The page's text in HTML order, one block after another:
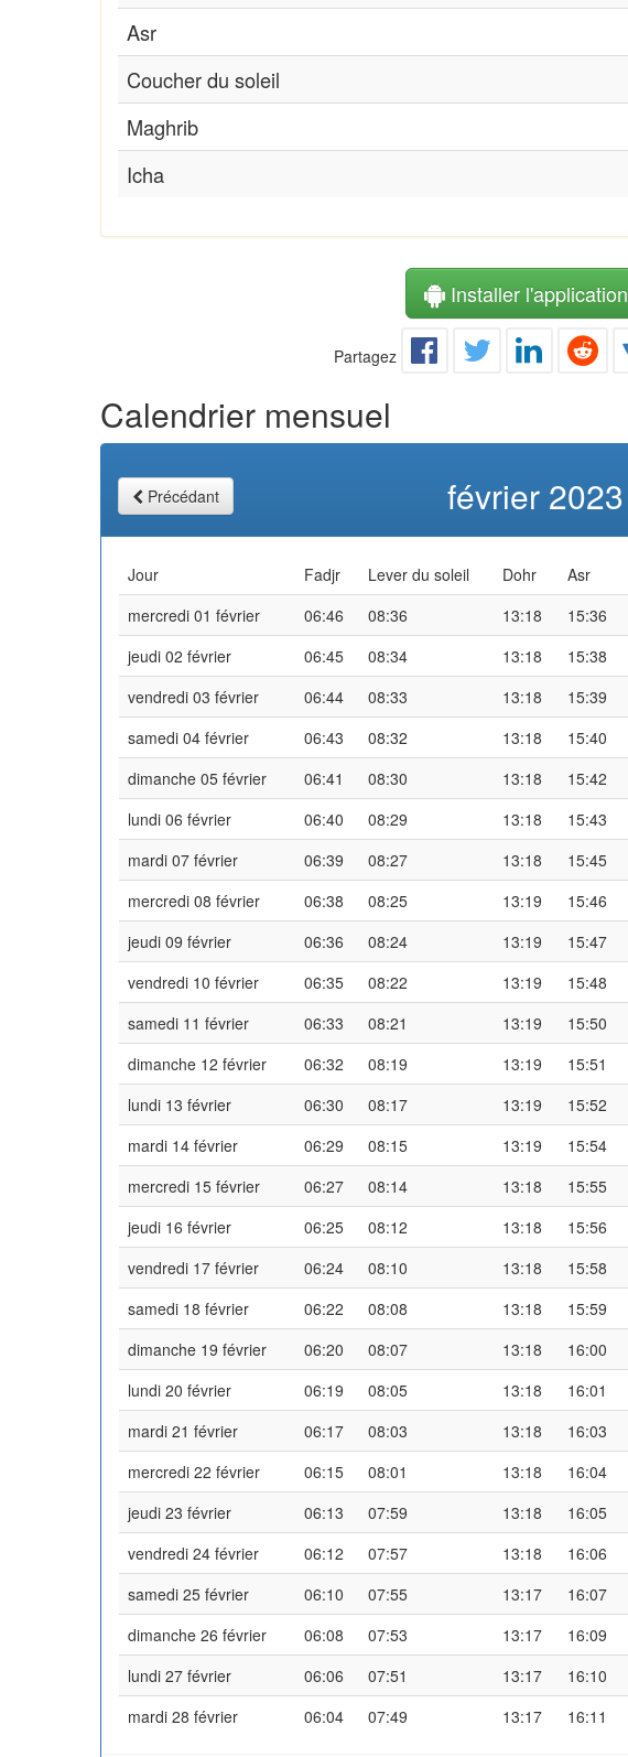
Asr
Coucher du soleil
Maghrib
Icha
Installer l'application
Partagez
Calendrier mensuel
Précédant février 2023
Jour Fadjr Lever du soleil Dohr Asr
mercredi 01 février
06:46 08:36 13:18 15:36
jeudi 02 février
06:45 08:34 13:18 15:38
vendredi 03 février
06:44 08:33 13:18 15:39
samedi 04 février
06:43 08:32 13:18 15:40
dimanche 05 février
06:41 08:30 13:18 15:42
lundi 06 février
06:40 08:29 13:18 15:43
mardi 07 février
06:39 08:27 13:18 15:45
mercredi 08 février
06:38 08:25 13:19 15:46
jeudi 09 février
06:36 08:24 13:19 15:47
vendredi 10 février
06:35 08:22 13:19 15:48
samedi 11 février
06:33 08:21 13:19 15:50
dimanche 12 février
06:32 08:19 13:19 15:51
lundi 13 février
06:30 08:17 13:19 15:52
mardi 14 février
06:29 08:15 13:19 15:54
mercredi 15 février
06:27 08:14 13:18 15:55
jeudi 16 février
06:25 08:12 13:18 15:56
vendredi 17 février
06:24 08:10 13:18 15:58
samedi 18 février
06:22 08:08 13:18 15:59
dimanche 19 février
06:20 08:07 13:18 16:00
lundi 20 février
06:19 08:05 13:18 16:01
mardi 21 février
06:17 08:03 13:18 16:03
mercredi 22 février
06:15 08:01 13:18 16:04
jeudi 23 février
06:13 07:59 13:18 16:05
vendredi 24 février
06:12 07:57 13:18 16:06
samedi 25 février
06:10 07:55 13:17 16:07
dimanche 26 février
06:08 07:53 13:17 16:09
lundi 27 février
06:06 07:51 13:17 16:10
mardi 28 février
06:04 07:49 13:17 16:11